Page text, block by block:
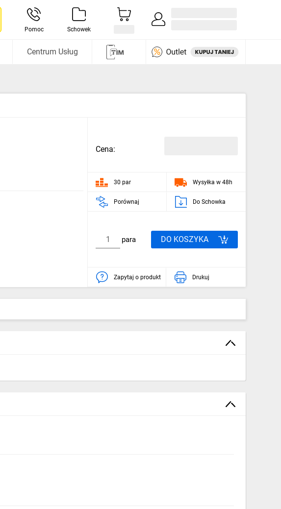
Pomoc Schowek
Centrum Usług
Cena:
30 par Wysyłka w 48h
Porównaj Do Schowka
para DO KOSZYKA
Zapytaj o produkt Drukuj